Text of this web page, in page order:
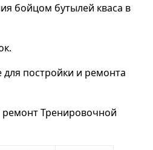
бойцом бутылей кваса в
постройки и ремонта
ремонт Тренировочной